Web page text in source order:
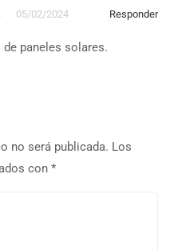
05/02/2024 Responder
paneles solares.
no será publicada. Los
con *